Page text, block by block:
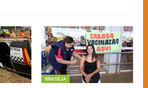
BRASÍLIA